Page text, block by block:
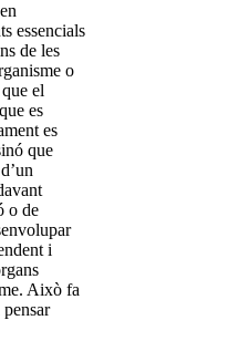
essencials
de les
o
el
es
es
que
o de
i
Això fa